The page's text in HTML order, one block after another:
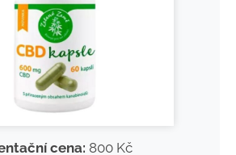
cena: 800 Kč